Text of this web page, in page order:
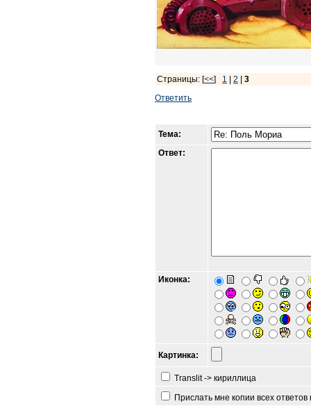
Страницы: [<<] 1 2
3
Ответить
Тема:
Ответ:
Иконка:
Картинка:
Translit -> кириллица
Прислать мне копии всех